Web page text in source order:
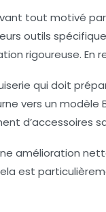
tout motivé
outils
rigoureuse.
qui doit
vers un modèle
d’accessoires
amélioration
est